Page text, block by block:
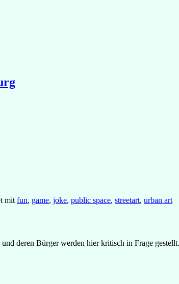
mit fun, game, joke, public space, streetart, urban art
deren Bürger werden hier kritisch in Frage gestellt.